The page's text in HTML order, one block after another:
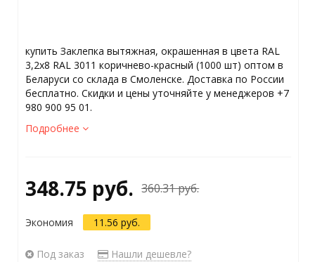
купить Заклепка вытяжная, окрашенная в цвета RAL
3,2x8 RAL 3011 коричнево-красный (1000 шт) оптом в
Беларуси со склада в Смоленске. Доставка по России
бесплатно. Скидки и цены уточняйте у менеджеров +7
980 900 95 01.
Подробнее
348.75 руб. 360.31 руб.
Экономия 11.56 руб.
Под заказ Нашли дешевле?